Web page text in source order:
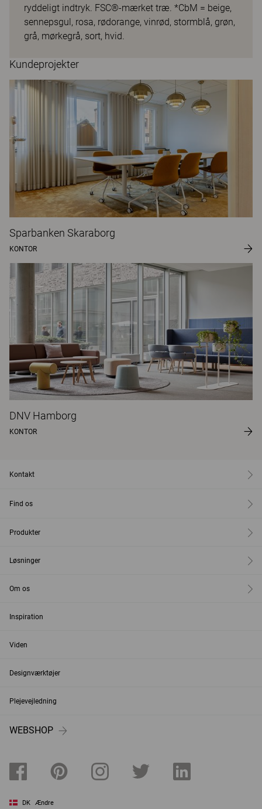
ryddeligt indtryk. FSC®-mærket træ. *CbM = beige,
sennepsgul, rosa, rødorange, vinrød, stormblå, grøn,
grå, mørkegrå, sort, hvid.
Kundeprojekter
Sparbanken Skaraborg
KONTOR
DNV Hamborg
KONTOR
Kontakt
Find os
Produkter
Løsninger
Om os
Inspiration
Viden
Designværktøjer
Plejevejledning
WEBSHOP
DK Ændre